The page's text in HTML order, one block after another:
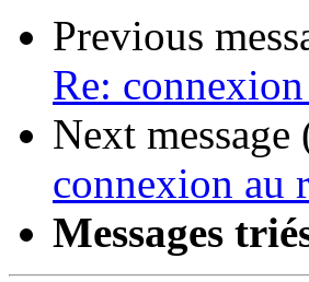
Previous
Re:
Next
connexion au
Messages